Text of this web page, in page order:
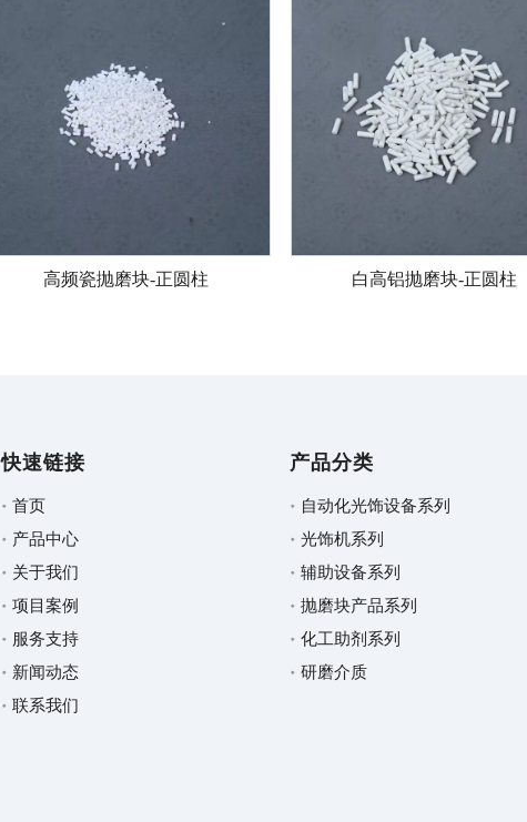
高频瓷抛磨块-正圆柱 白高铝抛磨块-正圆柱
快速链接
首页
产品中心
关于我们
项目案例
服务支持
新闻动态
联系我们
产品分类
自动化光饰设备系列
光饰机系列
辅助设备系列
抛磨块产品系列
化工助剂系列
研磨介质